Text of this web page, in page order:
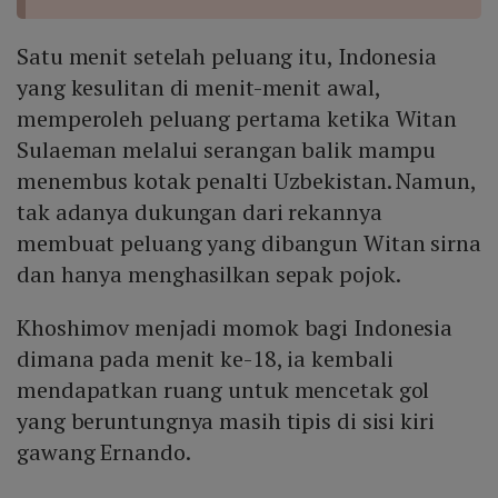
Satu menit setelah peluang itu, Indonesia
yang kesulitan di menit-menit awal,
memperoleh peluang pertama ketika Witan
Sulaeman melalui serangan balik mampu
menembus kotak penalti Uzbekistan. Namun,
tak adanya dukungan dari rekannya
membuat peluang yang dibangun Witan sirna
dan hanya menghasilkan sepak pojok.
Khoshimov menjadi momok bagi Indonesia
dimana pada menit ke-18, ia kembali
mendapatkan ruang untuk mencetak gol
yang beruntungnya masih tipis di sisi kiri
gawang Ernando.